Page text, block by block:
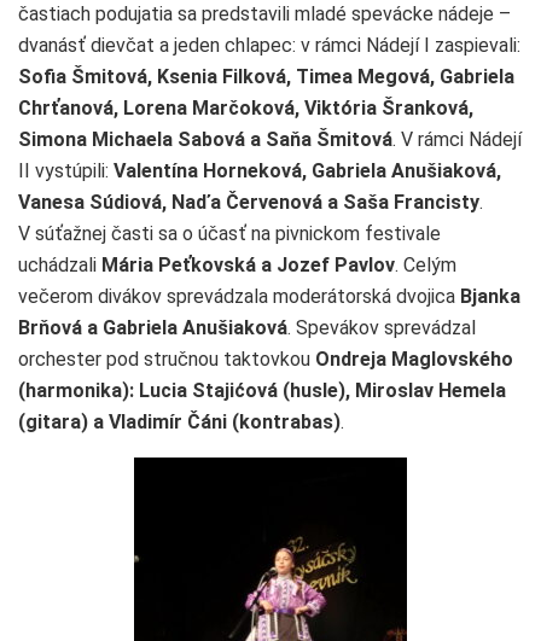
častiach podujatia sa predstavili mladé spevácke nádeje –
dvanásť dievčat a jeden chlapec: v rámci Nádejí I zaspievali:
Sofia Šmitová, Ksenia Filková, Timea Megová, Gabriela
Chrťanová, Lorena Marčoková, Viktória Šranková,
Simona Michaela Sabová a Saňa Šmitová. V rámci Nádejí
II vystúpili: Valentína Horneková, Gabriela Anušiaková,
Vanesa Súdiová, Naďa Červenová a Saša Francisty.
V súťažnej časti sa o účasť na pivnickom festivale
uchádzali Mária Peťkovská a Jozef Pavlov. Celým
večerom divákov sprevádzala moderátorská dvojica Bjanka
Brňová a Gabriela Anušiaková. Spevákov sprevádzal
orchester pod stručnou taktovkou Ondreja Maglovského
(harmonika): Lucia Stajićová (husle), Miroslav Hemela
(gitara) a Vladimír Čáni (kontrabas).